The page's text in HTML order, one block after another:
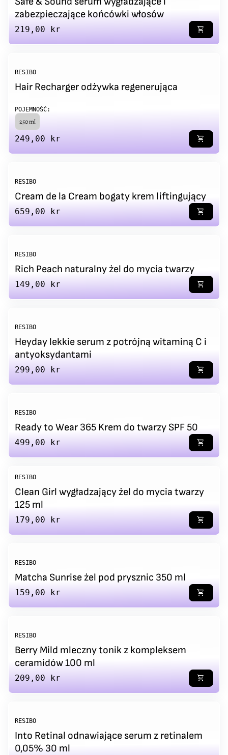
zabezpieczające końcówki włosów
Regular price
219,00 kr shopping_cart
RESIBO
Hair Recharger odżywka regenerująca
POJEMNOŚĆ:
250 ml
Regular price
249,00 kr shopping_cart
RESIBO
Cream de la Cream bogaty krem liftingujący
Regular price
659,00 kr shopping_cart
RESIBO
Rich Peach naturalny żel do mycia twarzy
Regular price
149,00 kr shopping_cart
RESIBO
Heyday lekkie serum z potrójną witaminą C i
antyoksydantami
Regular price
299,00 kr shopping_cart
RESIBO
Ready to Wear 365 Krem do twarzy SPF 50
Regular price
499,00 kr shopping_cart
RESIBO
Clean Girl wygładzający żel do mycia twarzy
125 ml
Regular price
179,00 kr shopping_cart
RESIBO
Matcha Sunrise żel pod prysznic 350 ml
Regular price
159,00 kr shopping_cart
RESIBO
Berry Mild mleczny tonik z kompleksem
ceramidów 100 ml
Regular price
209,00 kr shopping_cart
RESIBO
Into Retinal odnawiające serum z retinalem
0,05% 30 ml